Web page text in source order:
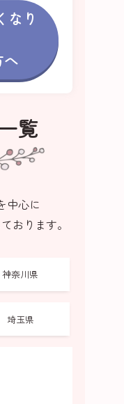
なり
へ
覧
中心に
おります。
神奈川県
埼玉県